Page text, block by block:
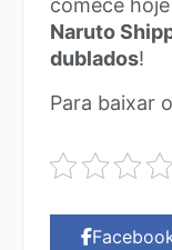
comece
Naruto
dublados!
Para baixar